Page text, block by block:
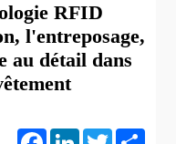
RFID
l'entreposage,
au détail dans
FacebookLinkedIn Twitter